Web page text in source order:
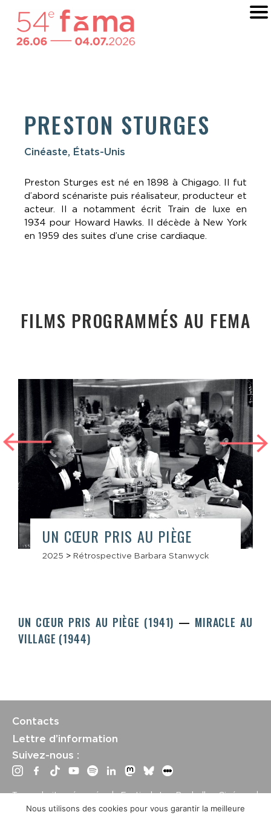
PRESTON STURGES
Cinéaste, États-Unis
Preston Sturges est né en 1898 à Chigago. Il fut
d’abord scénariste puis réalisateur, producteur et
acteur. Il a notamment écrit Train de luxe en
1934 pour Howard Hawks. Il décède à New York
en 1959 des suites d’une crise cardiaque.
FILMS PROGRAMMÉS AU FEMA
UN CŒUR PRIS AU PIÈGE
2025 > Rétrospective Barbara Stanwyck
UN CŒUR PRIS AU PIÈGE (1941)
MIRACLE AU
VILLAGE (1944)
Contacts
Lettre d’information
Suivez-nous :
Tous droits réservés | Festival La Rochelle Cinéma |
International Film Festival – Mentions légales –Conditions
Nous utilisons des cookies pour vous garantir la meilleure